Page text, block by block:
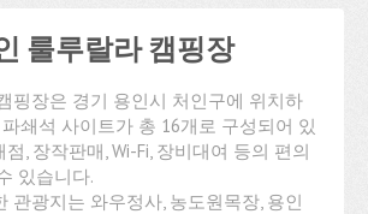
룰루랄라 캠핑장
핑장은 경기 용인시 처인구에 위치하
쇄석 사이트가 총 16개로 구성되어 있
점, 장작판매, Wi-Fi, 장비대여 등의 편의
있습니다.
관광지는 와우정사, 농도원목장, 용인